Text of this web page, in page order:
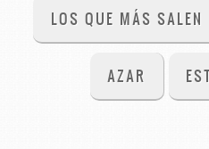
LOS QUE MÁS SALEN
AZAR